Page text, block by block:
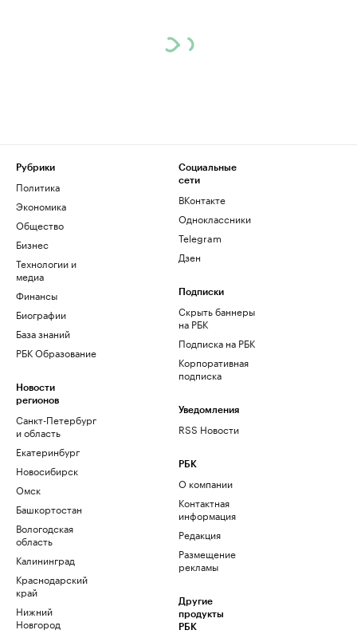
Рубрики
Политика
Экономика
Общество
Бизнес
Технологии и
медиа
Финансы
Биографии
База знаний
РБК Образование
Новости
регионов
Санкт-Петербург
и область
Екатеринбург
Новосибирск
Омск
Башкортостан
Вологодская
область
Калининград
Краснодарский
край
Нижний
Новгород
Социальные
сети
ВКонтакте
Одноклассники
Telegram
Дзен
Подписки
Скрыть баннеры
на РБК
Подписка на РБК
Корпоративная
подписка
Уведомления
RSS Новости
РБК
О компании
Контактная
информация
Редакция
Размещение
рекламы
Другие
продукты
РБК